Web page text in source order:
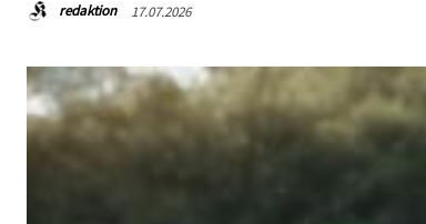
redaktion 17.07.2026